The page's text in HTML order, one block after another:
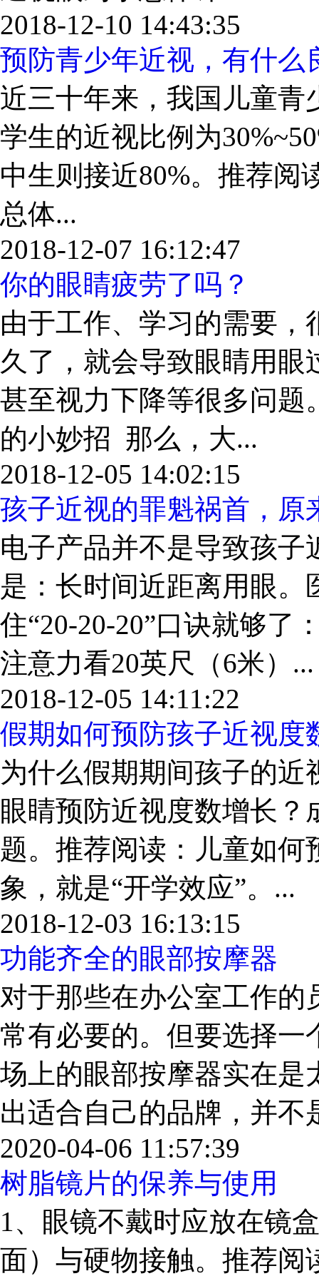
2018-12-10 14:43:35
预防青少年近视，有什么
近三十年来，我国儿童青
学生的近视比例为
中生则接近80%。推荐
总体...
2018-12-07 16:12:47
你的眼睛疲劳了吗？
由于工作、学习的需要
久了，就会导致眼睛用
甚至视力下降等很多问题
的小妙招 那么，大...
2018-12-05 14:02:15
孩子近视的罪魁祸首，原
电子产品并不是导致孩
是：长时间近距离用眼
住“20-20-20”口诀就够了
注意力看20英尺（6米）...
2018-12-05 14:11:22
假期如何预防孩子近视度
为什么假期期间孩子的
眼睛预防近视度数增长
题。推荐阅读：儿童如
象，就是“开学效应”。...
2018-12-03 16:13:15
功能齐全的眼部按摩器
对于那些在办公室工作
常有必要的。但要选择一
场上的眼部按摩器实在是
出适合自己的品牌，并不
2020-04-06 11:57:39
树脂镜片的保养与使用
1、眼镜不戴时应放在镜
面）与硬物接触。推荐